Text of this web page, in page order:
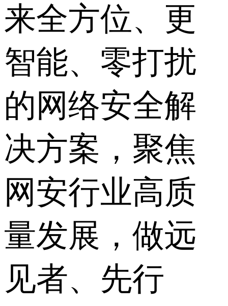
来全方位、更
智能、零打扰
的网络安全解
决方案，聚焦
网安行业高质
量发展，做远
见者、先行